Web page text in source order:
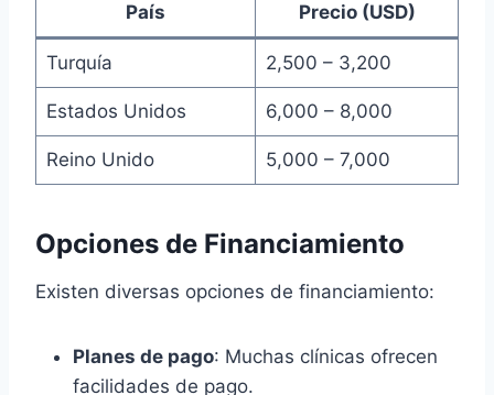
País Precio (USD)
Turquía 2,500 – 3,200
Estados Unidos 6,000 – 8,000
Reino Unido 5,000 – 7,000
Opciones de Financiamiento
Existen diversas opciones de financiamiento:
Planes de pago: Muchas clínicas ofrecen
facilidades de pago.